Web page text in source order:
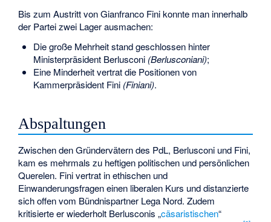
Bis zum Austritt von Gianfranco Fini konnte man innerhalb
der Partei zwei Lager ausmachen:
Die große Mehrheit stand geschlossen hinter
Ministerpräsident Berlusconi (Berlusconiani);
Eine Minderheit vertrat die Positionen von
Kammerpräsident Fini (Finiani).
Abspaltungen
Zwischen den Gründervätern des PdL, Berlusconi und Fini,
kam es mehrmals zu heftigen politischen und persönlichen
Querelen. Fini vertrat in ethischen und
Einwanderungsfragen einen liberalen Kurs und distanzierte
sich offen vom Bündnispartner Lega Nord. Zudem
kritisierte er wiederholt Berlusconis „cäsaristischen“